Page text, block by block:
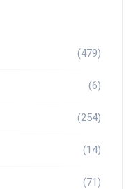
(479)
(6)
(254)
(14)
(71)